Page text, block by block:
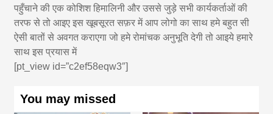
पहुँचाने की एक कोशिश हिमालिनी और उससे जुड़े सभी कार्यकर्ताओं की
तरफ से तो आइए इस खूबसूरत सफ़र में आप लोगो का साथ हमे बहुत सी
ऐसी बातों से अवगत कराएगा जो हमे रोमांचक अनुभूति देगी तो आइये हमारे
साथ इस प्रयास में
[pt_view id=”c2ef58eqw3″]
You may missed